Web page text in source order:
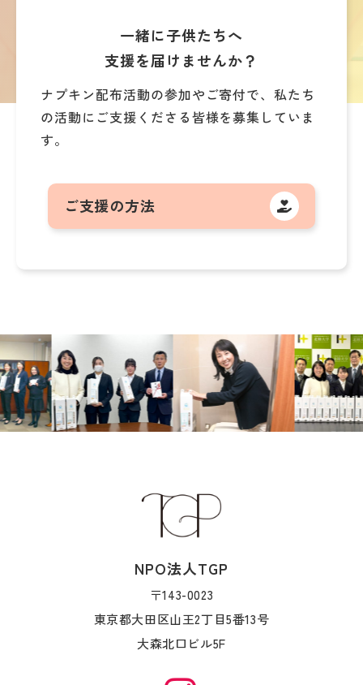
一緒に子供たちへ
支援を届けませんか？
ナプキン配布活動の参加やご寄付で、私たち
の活動にご支援くださる皆様を募集していま
す。
ご支援の方法
NPO法人TGP
〒143-0023
東京都大田区山王2丁目5番13号
大森北口ビル5F